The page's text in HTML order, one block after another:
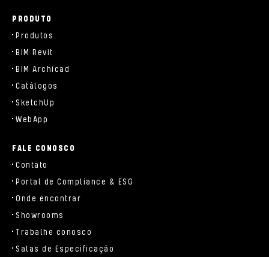
PRODUTO
Produtos
BIM Revit
BIM Archicad
Catálogos
SketchUp
WebApp
FALE CONOSCO
Contato
Portal de Compliance & ESG
Onde encontrar
Showrooms
Trabalhe conosco
Salas de Especificação